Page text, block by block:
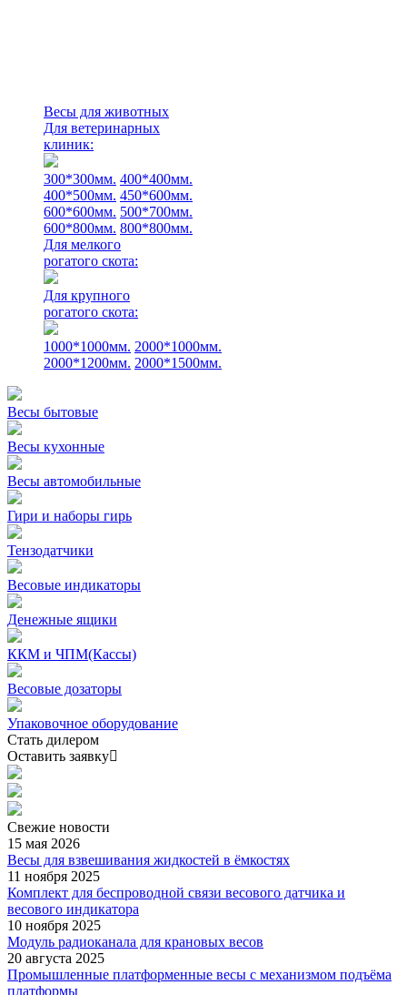
Весы для животных
Для ветеринарных
клиник:
300*300мм. 400*400мм.
400*500мм. 450*600мм.
600*600мм. 500*700мм.
600*800мм. 800*800мм.
Для мелкого
рогатого скота:
Для крупного
рогатого скота:
1000*1000мм. 2000*1000мм.
2000*1200мм. 2000*1500мм.
Весы бытовые
Весы кухонные
Весы автомобильные
Гири и наборы гирь
Тензодатчики
Весовые индикаторы
Денежные ящики
ККМ и ЧПМ(Кассы)
Весовые дозаторы
Упаковочное оборудование
Стать дилером
Оставить заявку
Свежие новости
15 мая 2026
Весы для взвешивания жидкостей в ёмкостях
11 ноября 2025
Комплект для беспроводной связи весового датчика и
весового индикатора
10 ноября 2025
Модуль радиоканала для крановых весов
20 августа 2025
Промышленные платформенные весы с механизмом подъёма
платформы